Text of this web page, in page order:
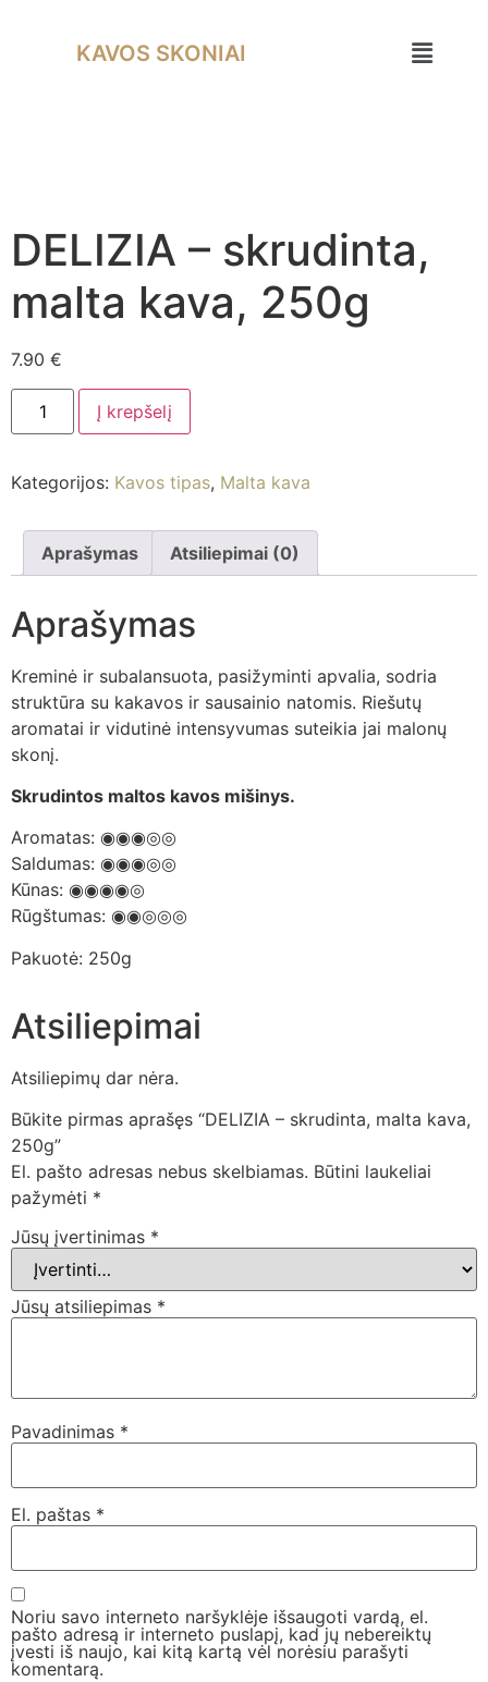
KAVOS SKONIAI
DELIZIA – skrudinta,
malta kava, 250g
7.90 €
Į krepšelį
Kategorijos: Kavos tipas, Malta kava
Aprašymas Atsiliepimai (0)
Aprašymas
Kreminė ir subalansuota, pasižyminti apvalia, sodria
struktūra su kakavos ir sausainio natomis. Riešutų
aromatai ir vidutinė intensyvumas suteikia jai malonų
skonį.
Skrudintos maltos kavos mišinys.
Aromatas: ◉◉◉◎◎
Saldumas: ◉◉◉◎◎
Kūnas: ◉◉◉◉◎
Rūgštumas: ◉◉◎◎◎
Pakuotė: 250g
Atsiliepimai
Atsiliepimų dar nėra.
Būkite pirmas aprašęs “DELIZIA – skrudinta, malta kava,
250g”
El. pašto adresas nebus skelbiamas. Būtini laukeliai
pažymėti *
Jūsų įvertinimas *
Jūsų atsiliepimas *
Pavadinimas *
El. paštas *
Noriu savo interneto naršyklėje išsaugoti vardą, el.
pašto adresą ir interneto puslapį, kad jų nebereiktų
įvesti iš naujo, kai kitą kartą vėl norėsiu parašyti
komentarą.